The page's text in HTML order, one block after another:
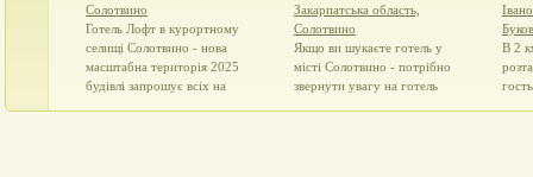
Солотвино
Готель Лофт в курортному
селищі Солотвино - нова
масштабна територія 2025
будівлі запрошує всіх на
Закарпатська область,
Солотвино
Якщо ви шукаєте готель у
місті Солотвино - потрібно
звернути увагу на готель
В 2